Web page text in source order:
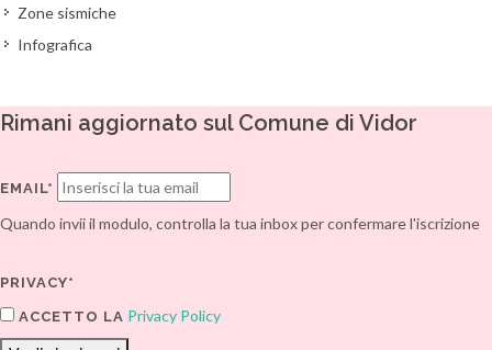
Zone sismiche
Infografica
Rimani aggiornato sul Comune di Vidor
EMAIL*
Quando invii il modulo, controlla la tua inbox per confermare l'iscrizione
PRIVACY*
ACCETTO LA Privacy Policy